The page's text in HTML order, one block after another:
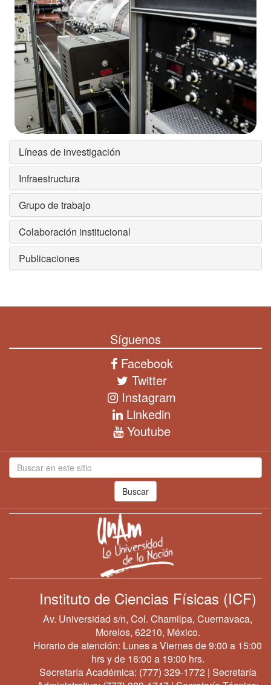
Líneas de investigación
Infraestructura
Grupo de trabajo
Colaboración institucional
Publicaciones
Síguenos
Facebook
Twitter
Instagram
Linkedin
Youtube
Buscar
Instituto de Ciencias Físicas (ICF)
Av. Universidad s/n, Col. Chamilpa, Cuernavaca,
Morelos, 62210, México.
Horario de atención: Lunes a Viernes de 9:00 a 15:00
hrs y de 16:00 a 19:00 hrs.
Secretaría Académica: (777) 329-1772 | Secretaría